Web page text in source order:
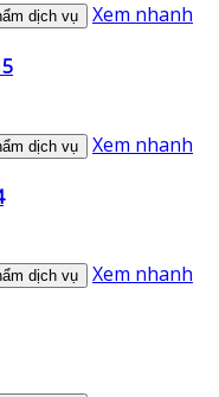
dịch vụ Xem nhanh
dịch vụ Xem nhanh
dịch vụ Xem nhanh